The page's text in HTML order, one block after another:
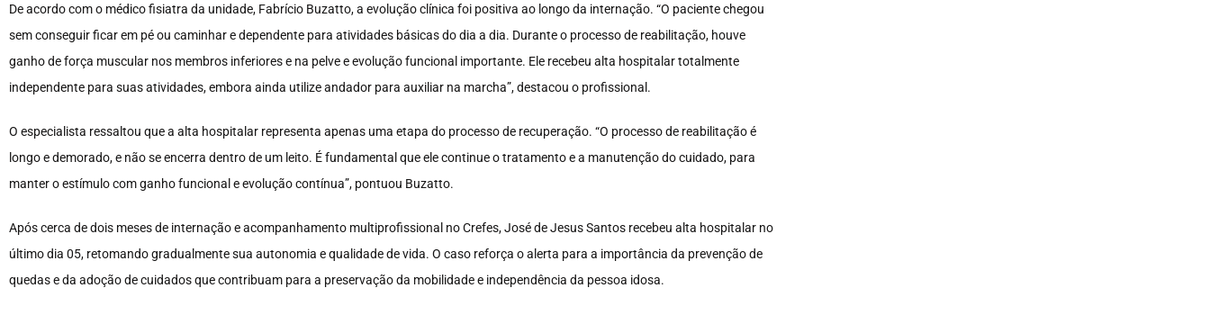
De acordo com o médico fisiatra da unidade, Fabrício Buzatto, a evolução clínica foi positiva ao longo da internação. “O paciente chegou
sem conseguir ficar em pé ou caminhar e dependente para atividades básicas do dia a dia. Durante o processo de reabilitação, houve
ganho de força muscular nos membros inferiores e na pelve e evolução funcional importante. Ele recebeu alta hospitalar totalmente
independente para suas atividades, embora ainda utilize andador para auxiliar na marcha”, destacou o profissional.
O especialista ressaltou que a alta hospitalar representa apenas uma etapa do processo de recuperação. “O processo de reabilitação é
longo e demorado, e não se encerra dentro de um leito. É fundamental que ele continue o tratamento e a manutenção do cuidado, para
manter o estímulo com ganho funcional e evolução contínua”, pontuou Buzatto.
Após cerca de dois meses de internação e acompanhamento multiprofissional no Crefes, José de Jesus Santos recebeu alta hospitalar no
último dia 05, retomando gradualmente sua autonomia e qualidade de vida. O caso reforça o alerta para a importância da prevenção de
quedas e da adoção de cuidados que contribuam para a preservação da mobilidade e independência da pessoa idosa.